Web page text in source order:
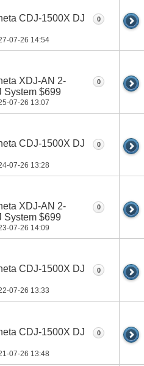
CDJ-1500X DJ
07-26 14:54
0
XDJ-AN 2-
System $699
07-26 13:07
0
CDJ-1500X DJ
07-26 13:28
0
XDJ-AN 2-
System $699
07-26 14:09
0
CDJ-1500X DJ
07-26 13:33
0
CDJ-1500X DJ
07-26 13:48
0